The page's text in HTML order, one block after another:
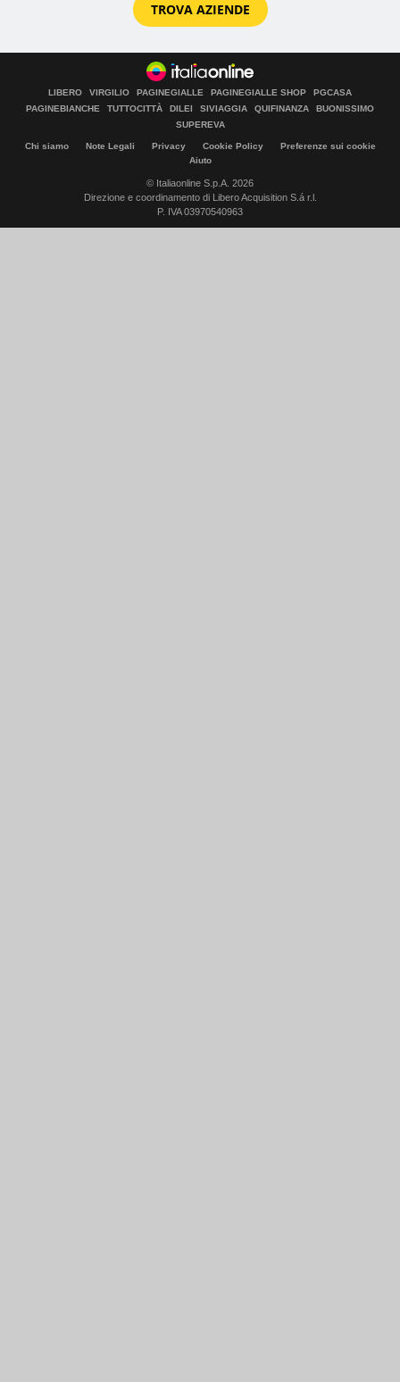
TROVA AZIENDE
LIBERO VIRGILIO PAGINEGIALLE PAGINEGIALLE SHOP
PGCASA
PAGINEBIANCHE
TUTTOCITTÀ DILEI SIVIAGGIA QUIFINANZA
BUONISSIMO
SUPEREVA
Chi siamo Note Legali Privacy Cookie Policy
Preferenze sui cookie
Aiuto
© Italiaonline S.p.A. 2026
Direzione e coordinamento di Libero Acquisition S.á r.l.
P. IVA 03970540963